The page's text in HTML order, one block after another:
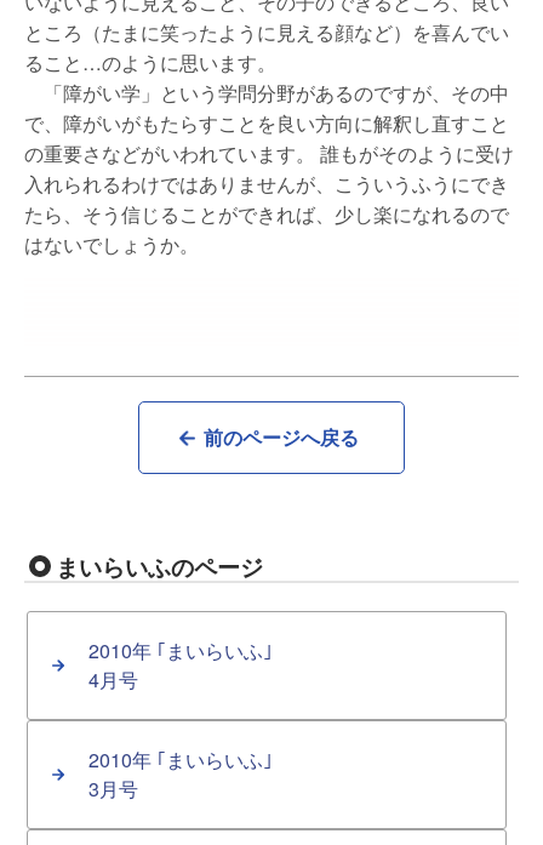
まいらいふのページ
2010年 ｢まいらいふ｣
4月号
2010年 ｢まいらいふ｣
3月号
ところ（たまに笑ったように見える顔など）を喜んでい
ること…のように思います。
「障がい学」という学問分野があるのですが、その中
で、障がいがもたらすことを良い方向に解釈し直すこと
の重要さなどがいわれています。 誰もがそのように受け
入れられるわけではありませんが、こういうふうにでき
たら、そう信じることができれば、少し楽になれるので
はないでしょうか。
前のページへ戻る